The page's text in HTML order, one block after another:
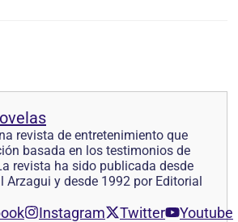
revista de entretenimiento que
basada en los testimonios de
revista ha sido publicada desde
Arzagui y desde 1992 por Editorial
Instagram Twitter Youtube